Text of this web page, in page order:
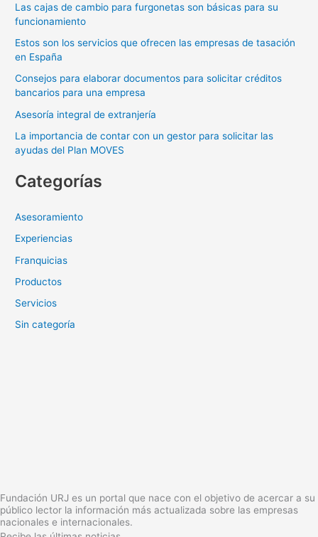
a
r
p
r
Las cajas de cambio para furgonetas son básicas para su
funcionamiento
Estos son los servicios que ofrecen las empresas de tasación
en España
Consejos para elaborar documentos para solicitar créditos
bancarios para una empresa
Asesoría integral de extranjería
La importancia de contar con un gestor para solicitar las
ayudas del Plan MOVES
Categorías
Asesoramiento
Experiencias
Franquicias
Productos
Servicios
Sin categoría
Fundación URJ es un portal que nace con el objetivo de acercar a su
público lector la información más actualizada sobre las empresas
nacionales e internacionales.